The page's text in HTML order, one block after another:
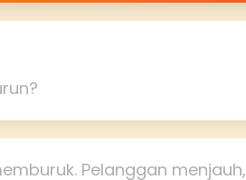
Pelanggan menjauh,